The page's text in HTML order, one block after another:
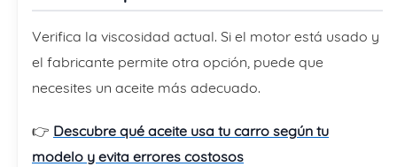
Verifica la viscosidad actual. Si el motor está usado y
el fabricante permite otra opción, puede que
necesites un aceite más adecuado.
👉 Descubre qué aceite usa tu carro según tu
modelo y evita errores costosos